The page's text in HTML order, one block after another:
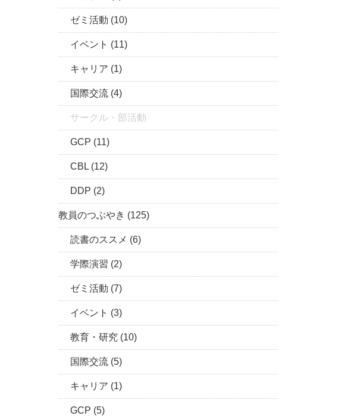
ゼミ活動 (10)
イベント (11)
キャリア (1)
国際交流 (4)
サークル・部活動
GCP (11)
CBL (12)
DDP (2)
教員のつぶやき (125)
読書のススメ (6)
学際演習 (2)
ゼミ活動 (7)
イベント (3)
教育・研究 (10)
国際交流 (5)
キャリア (1)
GCP (5)